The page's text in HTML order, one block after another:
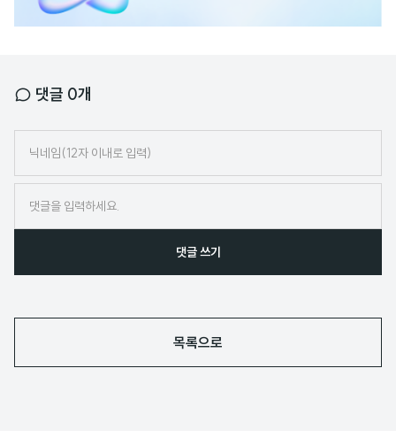
댓글 0개
임
댓글 쓰기
목록으로